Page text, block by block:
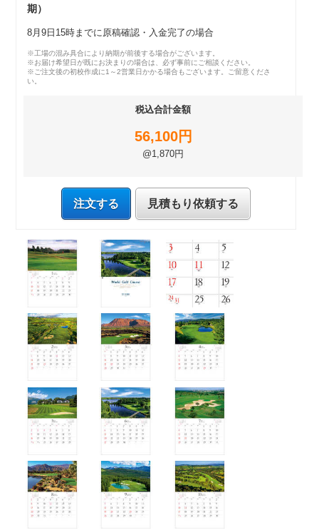
期）
8月9日15時までに原稿確認・入金完了の場合
※工場の混み具合により納期が前後する場合がございます。
※お届け希望日が既にお決まりの場合は、必ず事前にご相談ください。
※ご注文後の初校作成に1～2営業日かかる場合もございます。ご留意くださ
い。
税込合計金額
56,100円
@1,870円
注文する 見積もり依頼する